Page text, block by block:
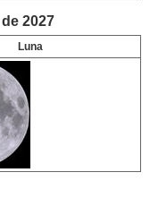
2027
Luna